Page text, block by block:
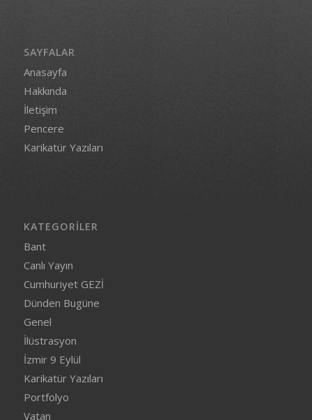
SAYFALAR
Anasayfa
Hakkında
İletişim
Pencere
Karikatür Yazıları
KATEGORILER
Bant
Canlı Yayın
Cumhuriyet GEZİ
Dünden Bugüne
Genel
İlüstrasyon
İzmir 9 Eylül
Karikatür Yazıları
Portfolyo
Vatan